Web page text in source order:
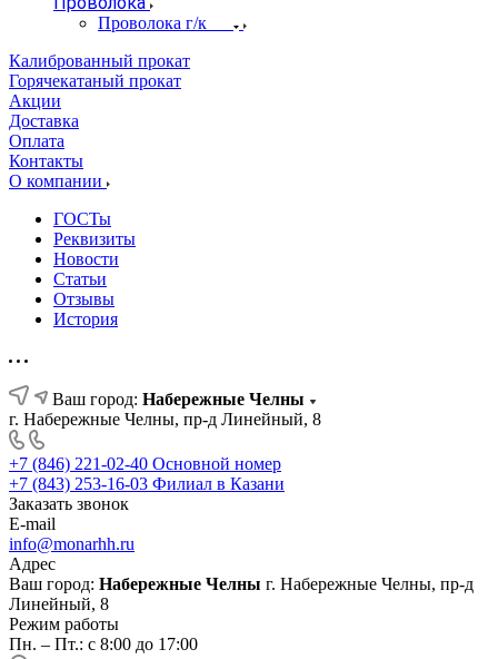
Проволока г/к
Калиброванный прокат
Горячекатаный прокат
Акции
Доставка
Оплата
Контакты
О компании
ГОСТы
Реквизиты
Новости
Статьи
Отзывы
История
Ваш город: Набережные Челны
г. Набережные Челны, пр-д Линейный, 8
+7 (846) 221-02-40 Основной номер
+7 (843) 253-16-03 Филиал в Казани
Заказать звонок
E-mail
info@monarhh.ru
Адрес
Ваш город: Набережные Челны г. Набережные Челны, пр-д
Линейный, 8
Режим работы
Пн. – Пт.: с 8:00 до 17:00